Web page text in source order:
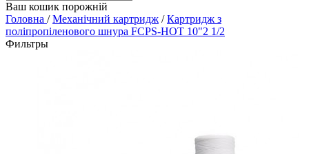
Ваш кошик порожній
Головна /Механічний картридж /Картридж з
поліпропіленового шнура FCPS-HOT 10"2 1/2
Фильтры